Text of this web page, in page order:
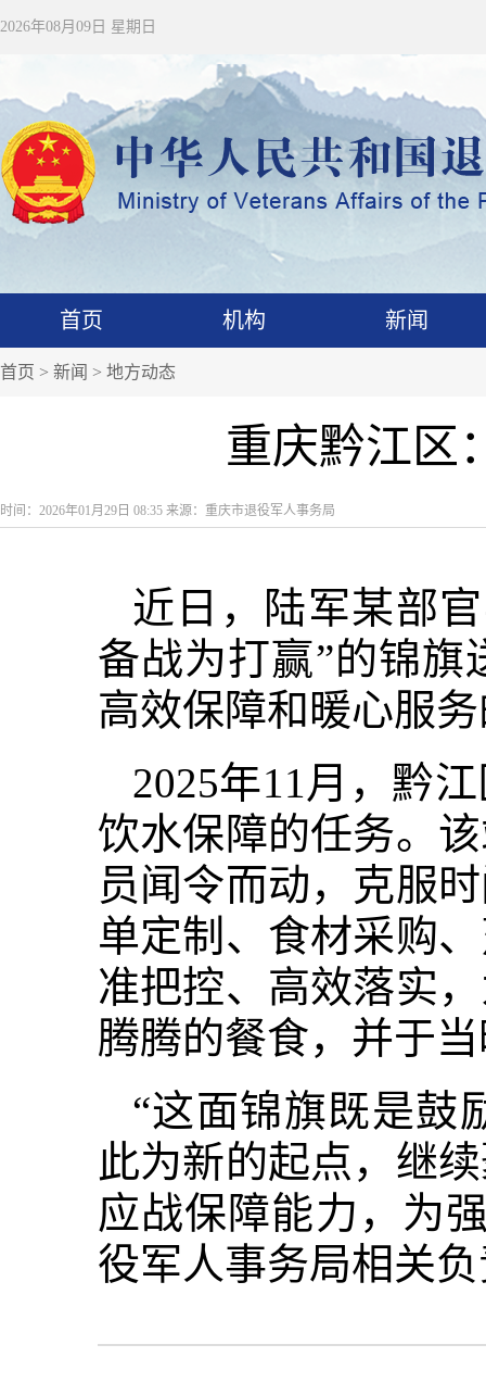
2026年08月09日 星期日
首页 机构 新闻
首页 > 新闻 > 地方动态
重庆黔江区
时间：2026年01月29日 08:35 来源：重庆市退役军人事务局
近日，陆军某部
备战为打赢”的锦
高效保障和暖心服
2025年11月，黔
饮水保障的任务。
员闻令而动，克服
单定制、食材采购
准把控、高效落实
腾腾的餐食，并于
“这面锦旗既是鼓
此为新的起点，继
应战保障能力，为
役军人事务局相关